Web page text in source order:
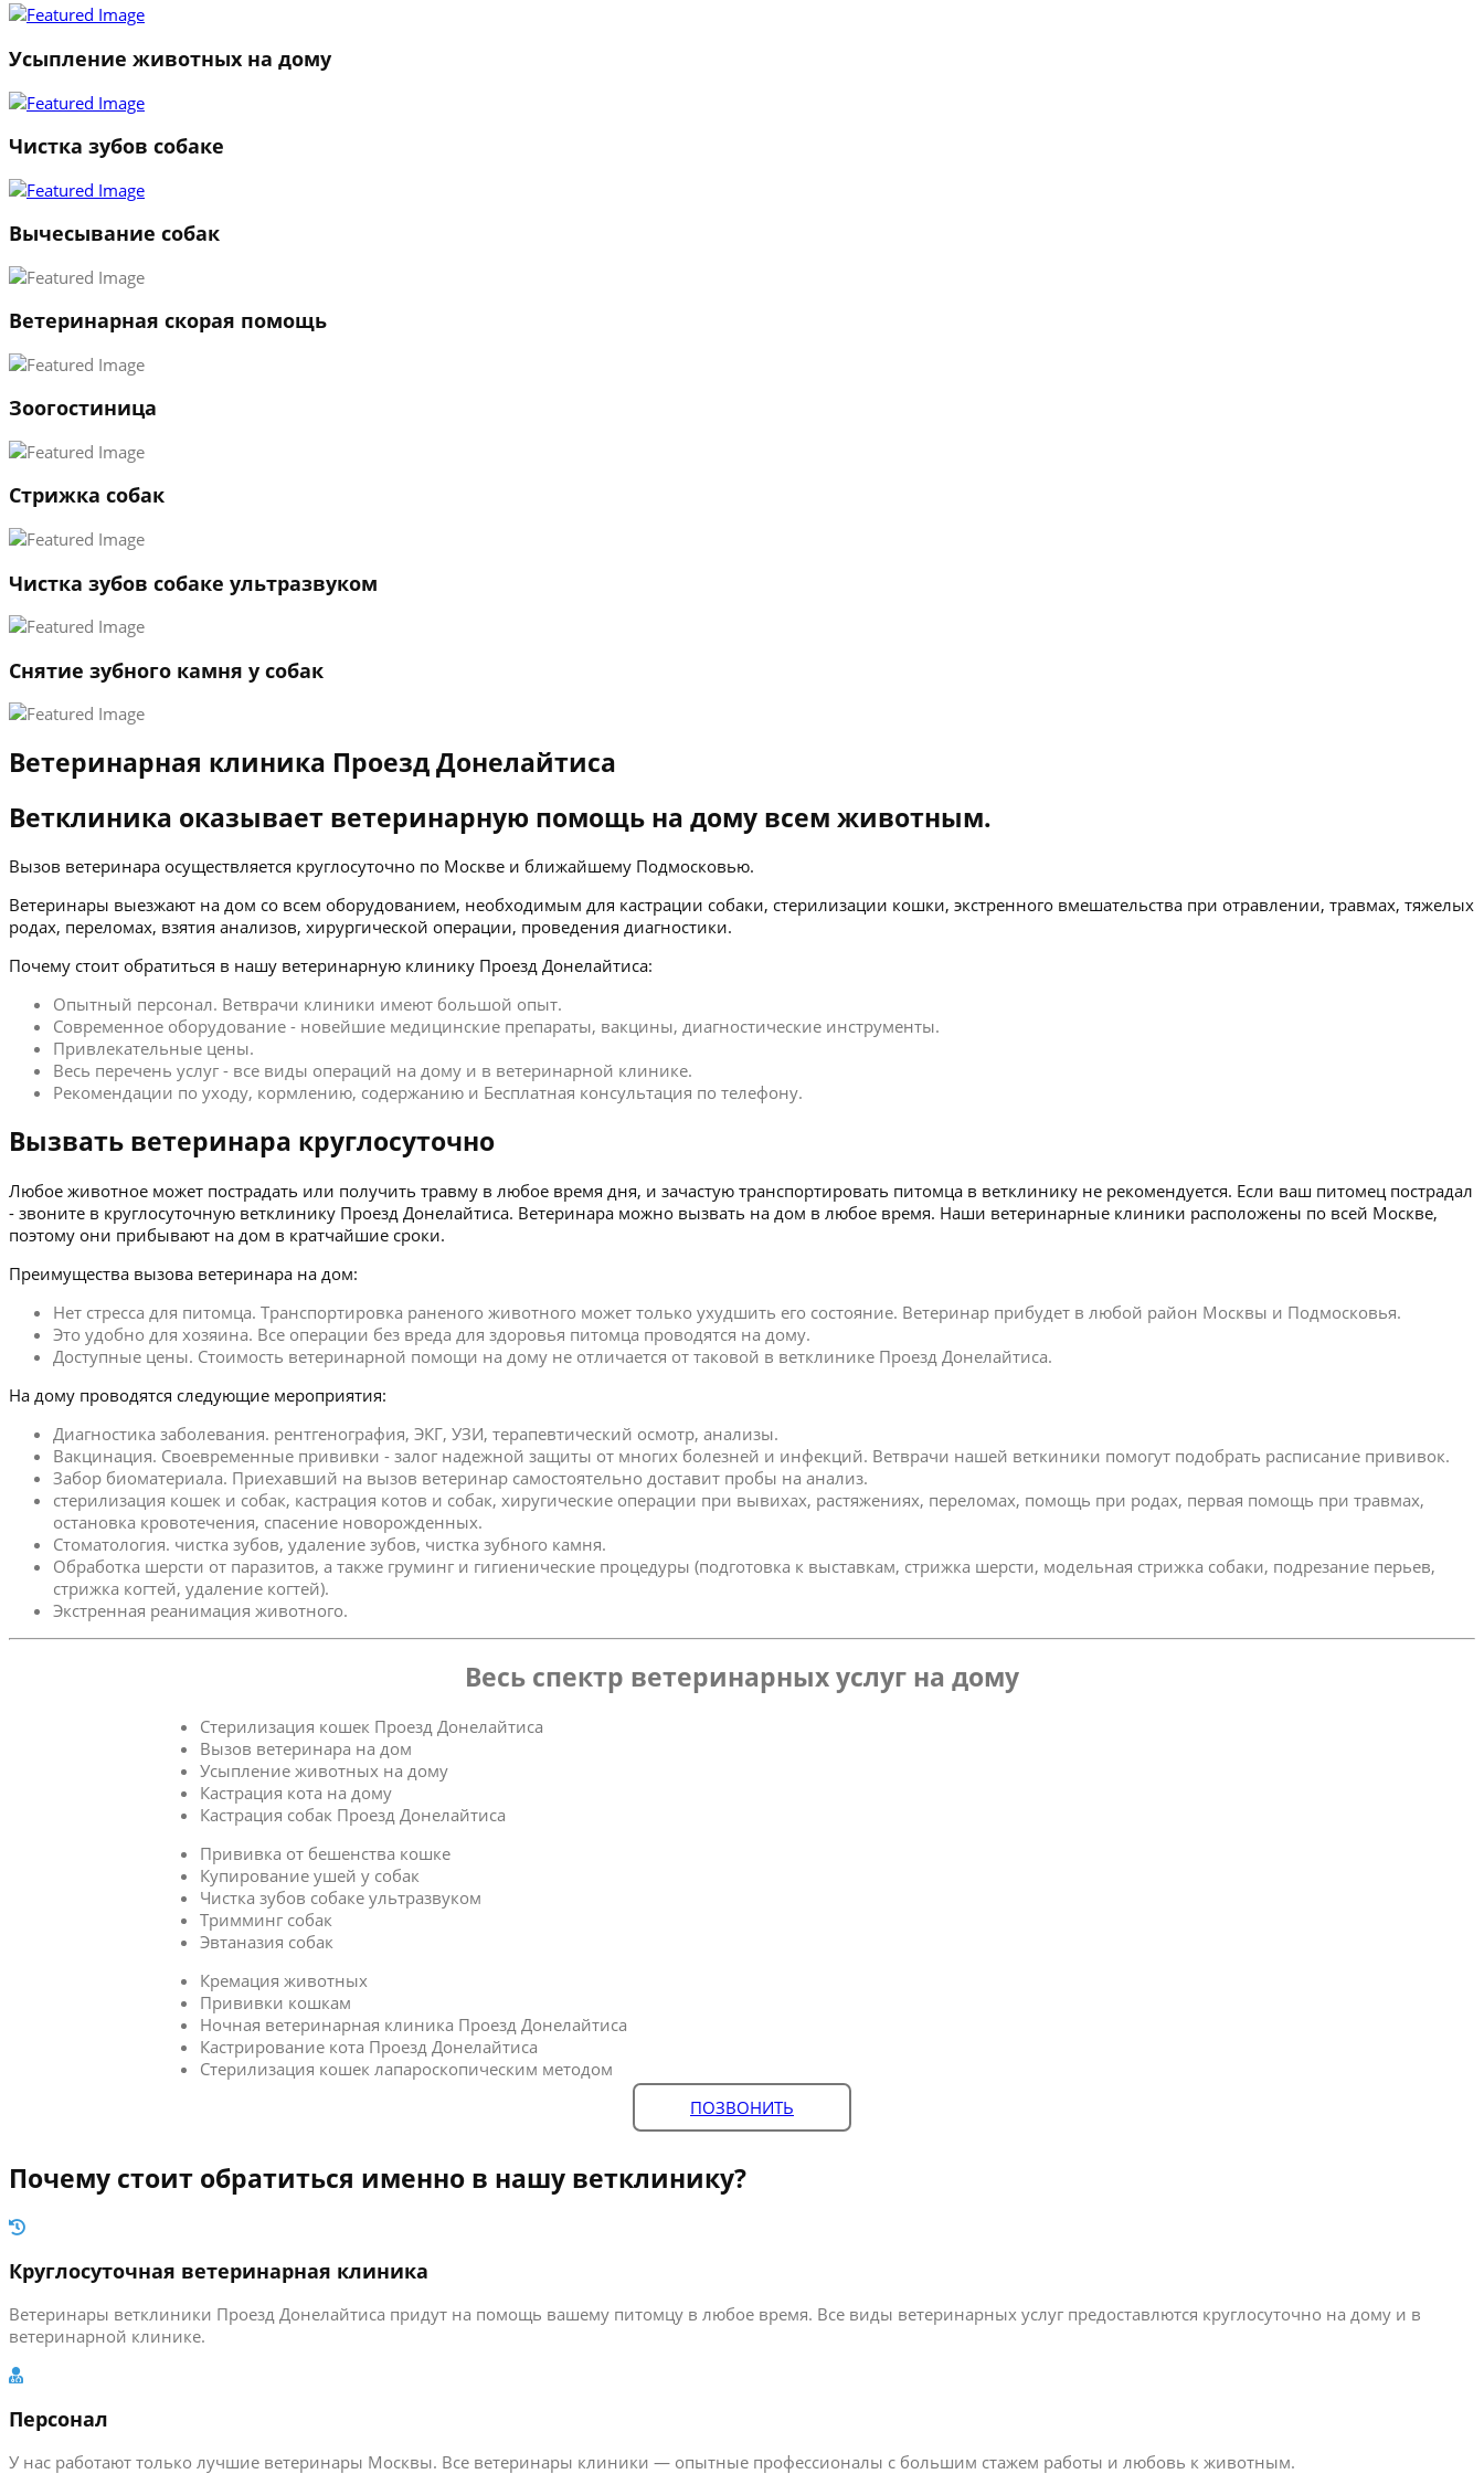
3
←
Усыпление животных на дому
Чистка зубов собаке
Вычесывание собак
Ветеринарная скорая помощь
Зоогостиница
Стрижка собак
Чистка зубов собаке ультразвуком
Снятие зубного камня у собак
Ветеринарная клиника Проезд Донелайтиса
Ветклиника оказывает ветеринарную помощь на дому всем животным.
Вызов ветеринара осуществляется круглосуточно по Москве и ближайшему Подмосковью.
Ветеринары выезжают на дом со всем оборудованием, необходимым для кастрации собаки, стерилизации кошки, экстренного вмешательства при отравлении, травмах, тяжелых
родах, переломах, взятия анализов, хирургической операции, проведения диагностики.
Почему стоит обратиться в нашу ветеринарную клинику Проезд Донелайтиса:
Опытный персонал. Ветврачи клиники имеют большой опыт.
Современное оборудование - новейшие медицинские препараты, вакцины, диагностические инструменты.
Привлекательные цены.
Весь перечень услуг - все виды операций на дому и в ветеринарной клинике.
Рекомендации по уходу, кормлению, содержанию и Бесплатная консультация по телефону.
Вызвать ветеринара круглосуточно
Любое животное может пострадать или получить травму в любое время дня, и зачастую транспортировать питомца в ветклинику не рекомендуется. Если ваш питомец пострадал
- звоните в круглосуточную ветклинику Проезд Донелайтиса. Ветеринара можно вызвать на дом в любое время. Наши ветеринарные клиники расположены по всей Москве,
поэтому они прибывают на дом в кратчайшие сроки.
Преимущества вызова ветеринара на дом:
Нет стресса для питомца. Транспортировка раненого животного может только ухудшить его состояние. Ветеринар прибудет в любой район Москвы и Подмосковья.
Это удобно для хозяина. Все операции без вреда для здоровья питомца проводятся на дому.
Доступные цены. Стоимость ветеринарной помощи на дому не отличается от таковой в ветклинике Проезд Донелайтиса.
На дому проводятся следующие мероприятия:
Диагностика заболевания. рентгенография, ЭКГ, УЗИ, терапевтический осмотр, анализы.
Вакцинация. Своевременные прививки - залог надежной защиты от многих болезней и инфекций. Ветврачи нашей веткиники помогут подобрать расписание прививок.
Забор биоматериала. Приехавший на вызов ветеринар самостоятельно доставит пробы на анализ.
стерилизация кошек и собак, кастрация котов и собак, хиругические операции при вывихах, растяжениях, переломах, помощь при родах, первая помощь при травмах,
остановка кровотечения, спасение новорожденных.
Стоматология. чистка зубов, удаление зубов, чистка зубного камня.
Обработка шерсти от паразитов, а также груминг и гигиенические процедуры (подготовка к выставкам, стрижка шерсти, модельная стрижка собаки, подрезание перьев,
стрижка когтей, удаление когтей).
Экстренная реанимация животного.
Весь спектр ветеринарных услуг на дому
Стерилизация кошек Проезд Донелайтиса
Вызов ветеринара на дом
Усыпление животных на дому
Кастрация кота на дому
Кастрация собак Проезд Донелайтиса
Прививка от бешенства кошке
Купирование ушей у собак
Чистка зубов собаке ультразвуком
Тримминг собак
Эвтаназия собак
Кремация животных
Прививки кошкам
Ночная ветеринарная клиника Проезд Донелайтиса
Кастрирование кота Проезд Донелайтиса
Стерилизация кошек лапароскопическим методом
ПОЗВОНИТЬ
Почему стоит обратиться именно в нашу ветклинику?
Круглосуточная ветеринарная клиника
Ветеринары ветклиники Проезд Донелайтиса придут на помощь вашему питомцу в любое время. Все виды ветеринарных услуг предоставлются круглосуточно на дому и в
ветеринарной клинике.
Персонал
У нас работают только лучшие ветеринары Москвы. Все ветеринары клиники — опытные профессионалы с большим стажем работы и любовь к животным.